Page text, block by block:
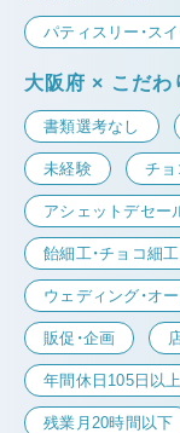
パティスリー・ス
大阪府 × こだわ
書類選考なし
未経験 チョ
アシェットデセー
飴細工・チョコ細
ウェディング・オ
販促・企画
年間休日105日以上
残業月20時間以下